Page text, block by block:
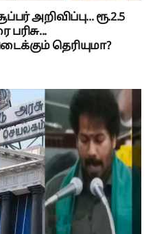
அறிவிப்பு... ரூ.2.5
பரிசு...
தெரியுமா?